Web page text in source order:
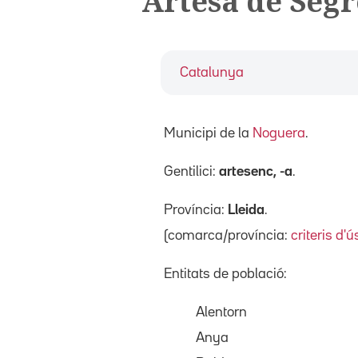
Catalunya
Municipi de la Noguera.
Gentilici: artesenc, -a.
Província: Lleida.
(comarca/província: criteris
Entitats de població:
Alentorn
Anya